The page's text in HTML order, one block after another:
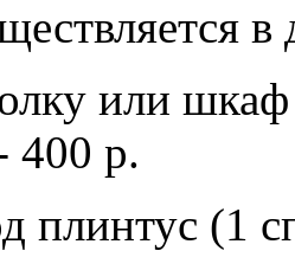
в
или
400 р.
плинтус (1